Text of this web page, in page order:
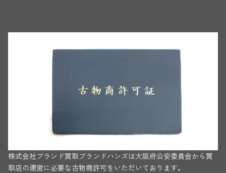
株式会社ブランド買取ブランドハンズは大阪府公安委員会から買
取店の運営に必要な古物商許可をいただいております。